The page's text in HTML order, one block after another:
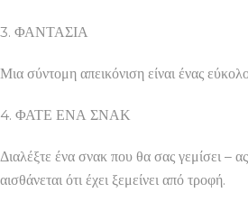
3. ΦΑΝΤΑΣΙΑ
Μια σύντομη απεικόνιση είναι ένας
4. ΦΑΤΕ ΕΝΑ ΣΝΑΚ
Διαλέξτε ένα σνακ που θα σας γεμίσει –
αισθάνεται ότι έχει ξεμείνει από τροφή.